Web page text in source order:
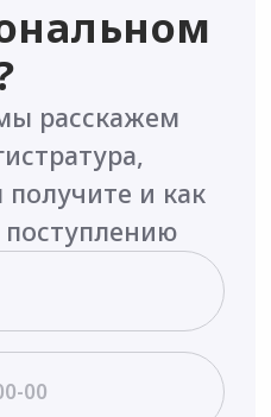
материалов от